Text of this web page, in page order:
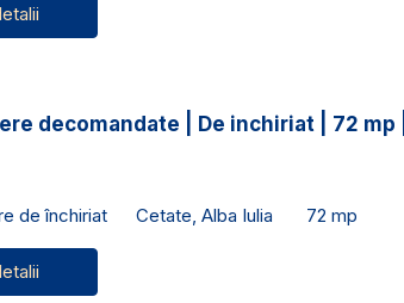
decomandate | De inchiriat | 72 mp |
de închiriat Cetate, Alba Iulia 72 mp